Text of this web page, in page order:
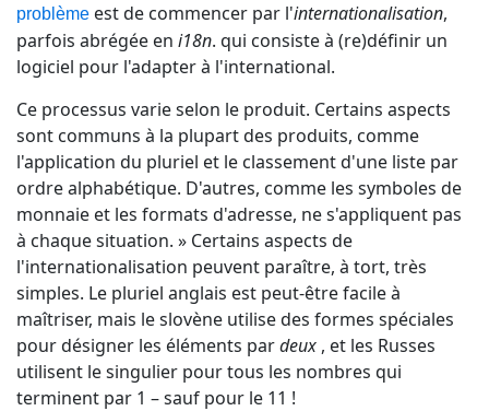
problème est de commencer par l'internationalisation,
parfois abrégée en i18n. qui consiste à (re)définir un
logiciel pour l'adapter à l'international.
Ce processus varie selon le produit. Certains aspects
sont communs à la plupart des produits, comme
l'application du pluriel et le classement d'une liste par
ordre alphabétique. D'autres, comme les symboles de
monnaie et les formats d'adresse, ne s'appliquent pas
à chaque situation. » Certains aspects de
l'internationalisation peuvent paraître, à tort, très
simples. Le pluriel anglais est peut-être facile à
maîtriser, mais le slovène utilise des formes spéciales
pour désigner les éléments pardeux , et les Russes
utilisent le singulier pour tous les nombres qui
terminent par 1 – sauf pour le 11 !